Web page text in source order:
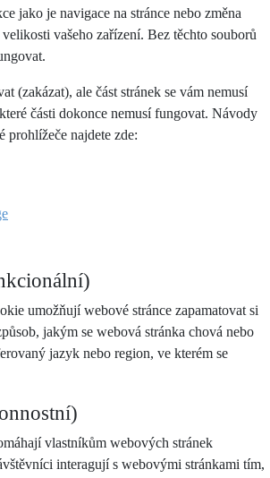
jako je navigace na stránce nebo změna
vašeho zařízení. Bez těchto souborů
(zakázat), ale část stránek se vám nemusí
části dokonce nemusí fungovat. Návody
prohlížeče najdete zde:
umožňují webové stránce zapamatovat si
jakým se webová stránka chová nebo
jazyk nebo region, ve kterém se
vlastníkům webových stránek
interagují s webovými stránkami tím,